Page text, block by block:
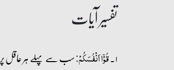
تفسیر آیات
۱۔ قُوۡۤا اَنۡفُسَکُمۡ:سب سے پہلے ہر عاقل پر